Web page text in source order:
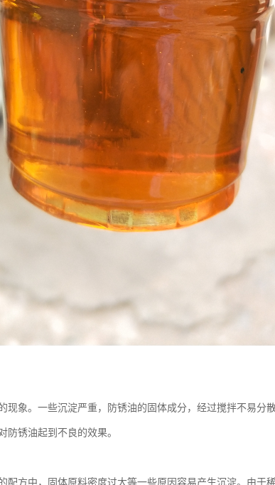
现象。一些沉淀严重，防锈油的固体成分，经过搅拌不易分
防锈油起到不良的效果。
配方中，固体原料密度过大等一些原因容易产生沉淀。由于